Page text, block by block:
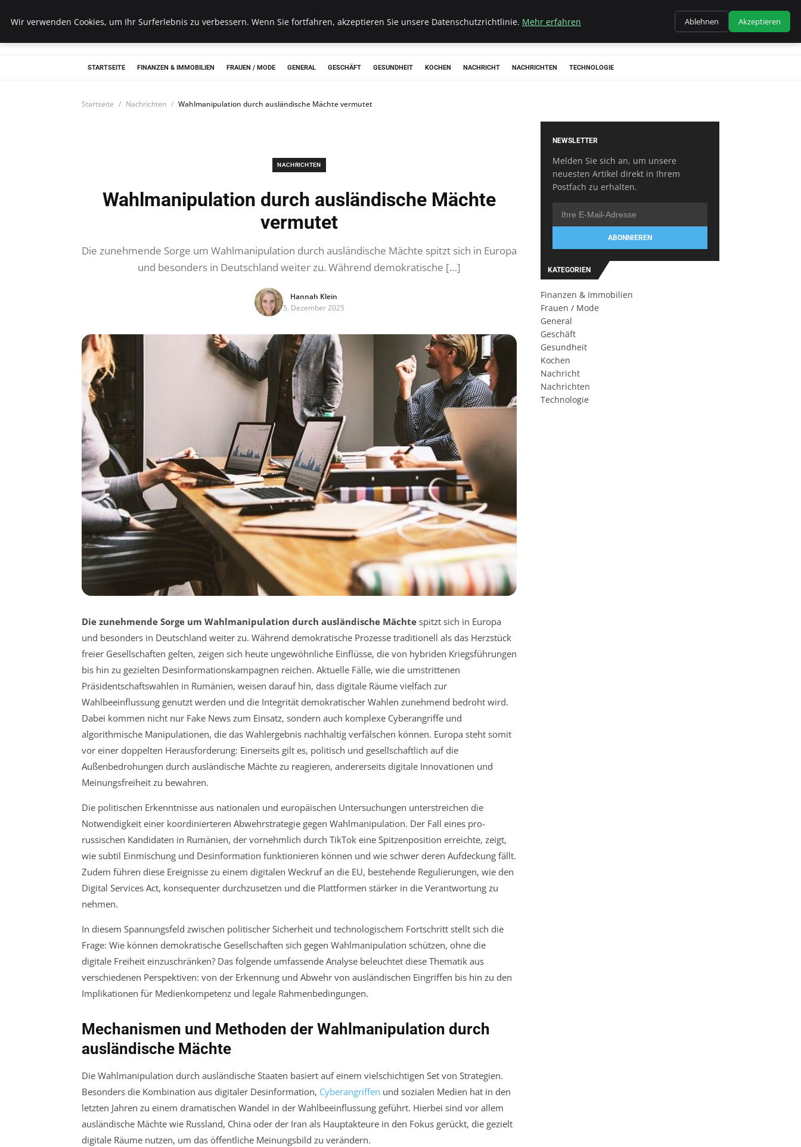
Wk Institut
STARTSEITE FINANZEN & IMMOBILIEN FRAUEN / MODE GENERAL GESCHÄFT GESUNDHEIT KOCHEN NACHRICHT NACHRICHTEN TECHNOLOGIE
Startseite Nachrichten Wahlmanipulation durch ausländische Mächte vermutet
NACHRICHTEN
Wahlmanipulation durch ausländische Mächte
vermutet
Die zunehmende Sorge um Wahlmanipulation durch ausländische Mächte spitzt sich in Europa
und besonders in Deutschland weiter zu. Während demokratische […]
Hannah Klein
5. Dezember 2025
Die zunehmende Sorge um Wahlmanipulation durch ausländische Mächte spitzt sich in Europa
und besonders in Deutschland weiter zu. Während demokratische Prozesse traditionell als das Herzstück
freier Gesellschaften gelten, zeigen sich heute ungewöhnliche Einflüsse, die von hybriden Kriegsführungen
bis hin zu gezielten Desinformationskampagnen reichen. Aktuelle Fälle, wie die umstrittenen
Präsidentschaftswahlen in Rumänien, weisen darauf hin, dass digitale Räume vielfach zur
Wahlbeeinflussung genutzt werden und die Integrität demokratischer Wahlen zunehmend bedroht wird.
Dabei kommen nicht nur Fake News zum Einsatz, sondern auch komplexe Cyberangriffe und
algorithmische Manipulationen, die das Wahlergebnis nachhaltig verfälschen können. Europa steht somit
vor einer doppelten Herausforderung: Einerseits gilt es, politisch und gesellschaftlich auf die
Außenbedrohungen durch ausländische Mächte zu reagieren, andererseits digitale Innovationen und
Meinungsfreiheit zu bewahren.
Die politischen Erkenntnisse aus nationalen und europäischen Untersuchungen unterstreichen die
Notwendigkeit einer koordinierteren Abwehrstrategie gegen Wahlmanipulation. Der Fall eines pro-
russischen Kandidaten in Rumänien, der vornehmlich durch TikTok eine Spitzenposition erreichte, zeigt,
wie subtil Einmischung und Desinformation funktionieren können und wie schwer deren Aufdeckung fällt.
Zudem führen diese Ereignisse zu einem digitalen Weckruf an die EU, bestehende Regulierungen, wie den
Digital Services Act, konsequenter durchzusetzen und die Plattformen stärker in die Verantwortung zu
nehmen.
In diesem Spannungsfeld zwischen politischer Sicherheit und technologischem Fortschritt stellt sich die
Frage: Wie können demokratische Gesellschaften sich gegen Wahlmanipulation schützen, ohne die
digitale Freiheit einzuschränken? Das folgende umfassende Analyse beleuchtet diese Thematik aus
verschiedenen Perspektiven: von der Erkennung und Abwehr von ausländischen Eingriffen bis hin zu den
Implikationen für Medienkompetenz und legale Rahmenbedingungen.
Mechanismen und Methoden der Wahlmanipulation durch
ausländische Mächte
Die Wahlmanipulation durch ausländische Staaten basiert auf einem vielschichtigen Set von Strategien.
Besonders die Kombination aus digitaler Desinformation, Cyberangriffen und sozialen Medien hat in den
letzten Jahren zu einem dramatischen Wandel in der Wahlbeeinflussung geführt. Hierbei sind vor allem
ausländische Mächte wie Russland, China oder der Iran als Hauptakteure in den Fokus gerückt, die gezielt
digitale Räume nutzen, um das öffentliche Meinungsbild zu verändern.
NEWSLETTER
Melden Sie sich an, um unsere
neuesten Artikel direkt in Ihrem
Postfach zu erhalten.
ABONNIEREN
KATEGORIEN
Finanzen & Immobilien
Frauen / Mode
General
Geschäft
Gesundheit
Kochen
Nachricht
Nachrichten
Technologie
Wir verwenden Cookies, um Ihr Surferlebnis zu verbessern. Wenn Sie fortfahren, akzeptieren Sie unsere Datenschutzrichtlinie. Mehr erfahren Ablehnen Akzeptieren